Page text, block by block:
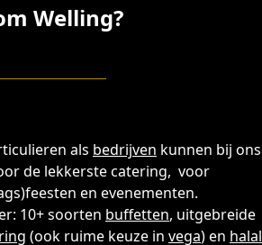
Welling?
als bedrijven kunnen bij ons
de lekkerste catering, voor
en evenementen.
10+ soorten buffetten, uitgebreide
(ook ruime keuze in vega) en halal